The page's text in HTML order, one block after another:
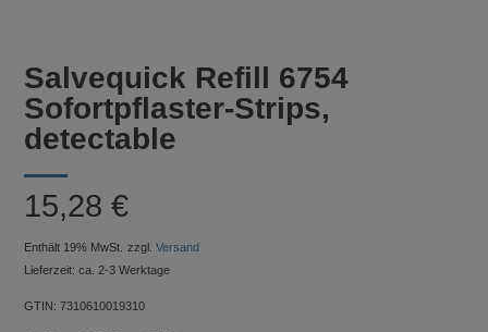
Salvequick Refill 6754
Sofortpflaster-Strips,
detectable
15,28€
Enthält 19% MwSt. zzgl.Versand
Lieferzeit: ca. 2-3 Werktage
GTIN: 7310610019310